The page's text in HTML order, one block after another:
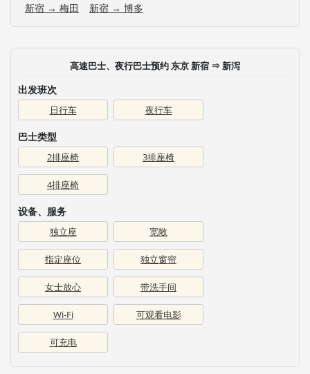
新宿 → 梅田
新宿 → 博多
高速巴士、夜行巴士预约 东京 新宿 ⇒ 新泻
出发班次
日行车 夜行车
巴士类型
2排座椅 3排座椅
4排座椅
设备、服务
独立座 宽敞
指定座位 独立窗帘
女士放心 带洗手间
Wi-Fi 可观看电影
可充电